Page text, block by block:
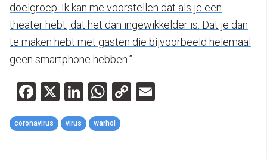
doelgroep. Ik kan me voorstellen dat als je een
theater hebt, dat het dan ingewikkelder is. Dat je dan
te maken hebt met gasten die bijvoorbeeld helemaal
geen smartphone hebben.”
Facebook
X LinkedIn
WhatsApp
Copy
coronavirus virus warhol